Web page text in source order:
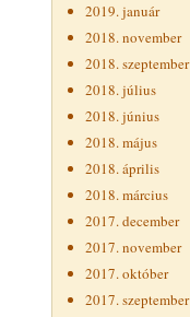
2019. január
2018. november
2018. szeptember
2018. július
2018. június
2018. május
2018. április
2018. március
2017. december
2017. november
2017. október
2017. szeptember